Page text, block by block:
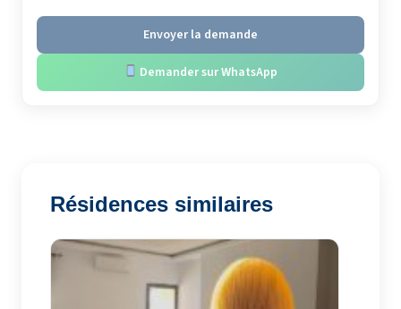
Envoyer la demande
Demander sur WhatsApp
Résidences similaires